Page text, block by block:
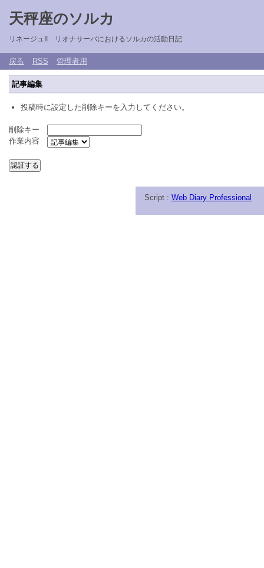
天秤座のソルカ
リネージュII リオナサーバにおけるソルカの活動日記
戻る RSS 管理者用
記事編集
投稿時に設定した削除キーを入力してください。
削除キー
作業内容
Script : Web Diary Professional